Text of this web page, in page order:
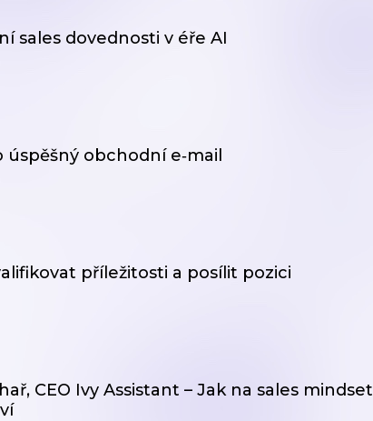
sales dovednosti v éře AI
úspěšný obchodní e‑mail
příležitosti a posílit pozici
CEO Ivy Assistant – Jak na sales